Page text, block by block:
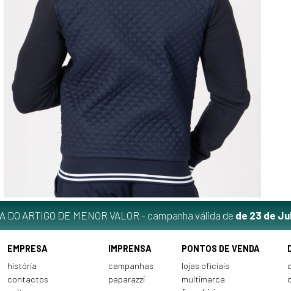
DO ARTIGO DE MENOR VALOR - campanha válida de de 23 de
EMPRESA
história
contactos
IMPRENSA
campanhas
paparazzi
PONTOS DE VENDA
lojas oficiais
multimarca